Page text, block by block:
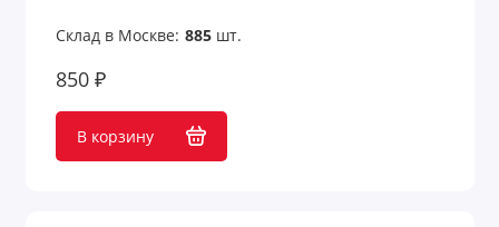
Склад в Москве: 885шт.
850 ₽
В корзину